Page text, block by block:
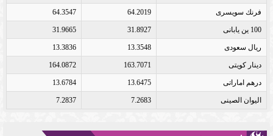
فرنك سويسرى 64.2019
64.3547
100 ين يابانى 31.8927
31.9665
ريال سعودى 13.3548
13.3836
دينار كويتى 163.7071
164.0872
درهم اماراتى 13.6475
13.6784
اليوان الصينى 7.2683
7.2837